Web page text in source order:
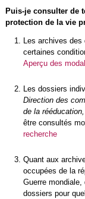
Puis-je consulter de
protection de la vie
Les archives
certaines
Aperçu des
Les dossiers
Direction des
de la
être consultés
recherche
Quant aux
occupées de la
Guerre
dossiers pour